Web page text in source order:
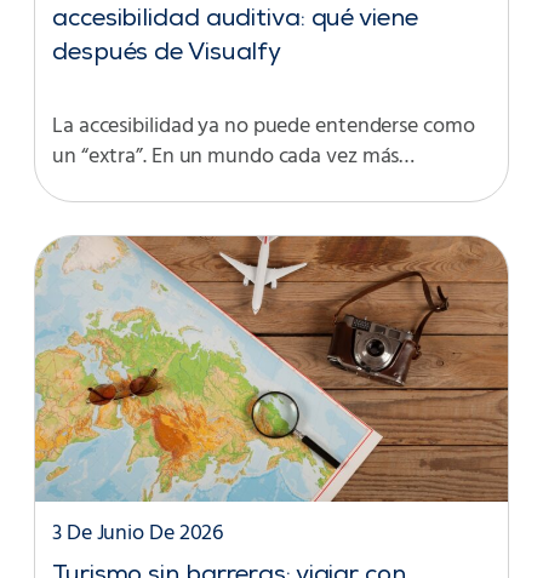
accesibilidad auditiva: qué viene
después de Visualfy
La accesibilidad ya no puede entenderse como
un “extra”. En un mundo cada vez más…
3 De Junio De 2026